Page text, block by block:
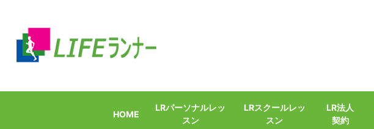
HOME
LRパーソナルレッ
スン
LRスクールレッ
スン
LR法人
契約